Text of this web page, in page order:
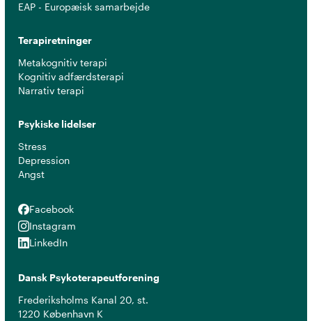
EAP - Europæisk samarbejde
Terapiretninger
Metakognitiv terapi
Kognitiv adfærdsterapi
Narrativ terapi
Psykiske lidelser
Stress
Depression
Angst
Facebook
Facebook
Instagram
Instagram
LinkedIn
LinkedIn
Dansk Psykoterapeutforening
Frederiksholms Kanal 20, st.
1220 København K